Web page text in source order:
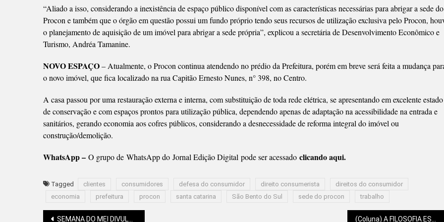
“Aliado a isso, considerando a inexistência de espaço público disponível com as características necessárias para abrigar a sede do
Procon e também que o órgão em questão possui um fundo próprio tendo seus recursos de utilização exclusiva pelo Procon,
o planejamento de aquisição de um imóvel para abrigar a sede própria”, explicou a secretária de Desenvolvimento Econômico e
Turismo, Andréa Tamanine.
NOVO ESPAÇO– Atualmente, o Procon continua atendendo no prédio da Prefeitura, porém em breve será feita a mudança
o novo imóvel, que fica localizado na rua Capitão Ernesto Nunes, n° 398, no Centro.
A casa passou por uma restauração externa e interna, com substituição de toda rede elétrica, se apresentando em excelente estado
de conservação e com espaços prontos para utilização pública, dependendo apenas de adaptação na acessibilidade na entrada e
sanitários, gerando economia aos cofres públicos, considerando a desnecessidade de reforma integral do imóvel ou
construção/demolição.
WhatsApp – O grupo de WhatsApp do Jornal Edição Digital pode ser acessado clicando aqui.
Tagged clientes consumidores defesa do consumidor direito consumerista
direitos do consumidor
economia
prefeitura procon santa catarina São Bento do Sul sede do procon trabalho
SEMANA DO MEI DIVULGA PROGRAMAÇÃO